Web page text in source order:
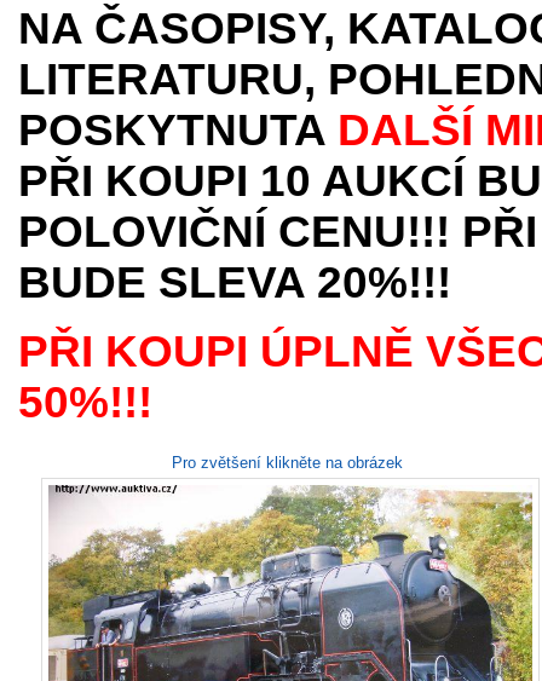
NA ČASOPISY,
LITERATURU,
POSKYTNUTA DALŠÍ
PŘI KOUPI 10 AUKCÍ
POLOVIČNÍ CENU!!!
BUDE SLEVA 20%!!!
PŘI KOUPI ÚPLNĚ
50%!!!
Pro zvětšení klikněte na obrázek